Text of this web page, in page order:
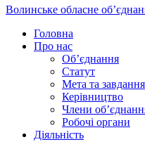
Волинське обласне
Головна
Про нас
Об’єднання
Статут
Мета та завдання
Керівництво
Члени
Робочі органи
Діяльність